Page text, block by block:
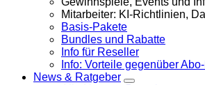
Mitarbeiter: KI-Richtlinien,
Basis-Pakete
Bundles und Rabatte
Info für Reseller
Info: Vorteile gegenüber
News & Ratgeber